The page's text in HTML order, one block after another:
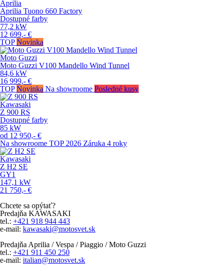
Aprilia
Aprilia Tuono 660 Factory
Dostupné farby
77,2 kW
12 699,- €
TOP Novinka
Moto Guzzi
Moto Guzzi V100 Mandello Wind Tunnel
84,6 kW
16 999,- €
TOP Novinka Na showroome Posledné kusy
Kawasaki
Z 900 RS
Dostupné farby
85 kW
od 12 950,- €
Na showroome TOP 2026 Záruka 4 roky
Kawasaki
Z H2 SE
GY1
147,1 kW
21 750,- €
Chcete sa opýtať?
Predajňa KAWASAKI
tel.: +421 918 944 443
e-mail: kawasaki@motosvet.sk
Predajňa Aprilia / Vespa / Piaggio / Moto Guzzi
tel.: +421 911 450 250
e-mail: italian@motosvet.sk